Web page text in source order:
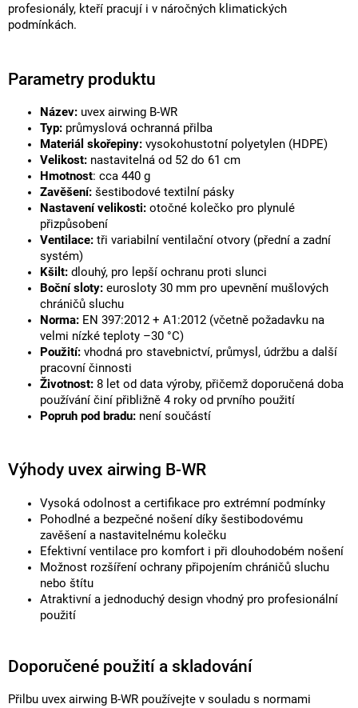
profesionály, kteří pracují i v náročných klimatických
podmínkách.
Parametry produktu
Název: uvex airwing B-WR
Typ: průmyslová ochranná přilba
Materiál skořepiny: vysokohustotní polyetylen (HDPE)
Velikost: nastavitelná od 52 do 61 cm
Hmotnost: cca 440 g
Zavěšení: šestibodové textilní pásky
Nastavení velikosti: otočné kolečko pro plynulé
přizpůsobení
Ventilace: tři variabilní ventilační otvory (přední a zadní
systém)
Kšilt: dlouhý, pro lepší ochranu proti slunci
Boční sloty: eurosloty 30 mm pro upevnění mušlových
chráničů sluchu
Norma: EN 397:2012 + A1:2012 (včetně požadavku na
velmi nízké teploty –30 °C)
Použití: vhodná pro stavebnictví, průmysl, údržbu a další
pracovní činnosti
Životnost: 8 let od data výroby, přičemž doporučená doba
používání činí přibližně 4 roky od prvního použití
Popruh pod bradu: není součástí
Výhody uvex airwing B-WR
Vysoká odolnost a certifikace pro extrémní podmínky
Pohodlné a bezpečné nošení díky šestibodovému
zavěšení a nastavitelnému kolečku
Efektivní ventilace pro komfort i při dlouhodobém nošení
Možnost rozšíření ochrany připojením chráničů sluchu
nebo štítu
Atraktivní a jednoduchý design vhodný pro profesionální
použití
Doporučené použití a skladování
Přilbu uvex airwing B-WR používejte v souladu s normami